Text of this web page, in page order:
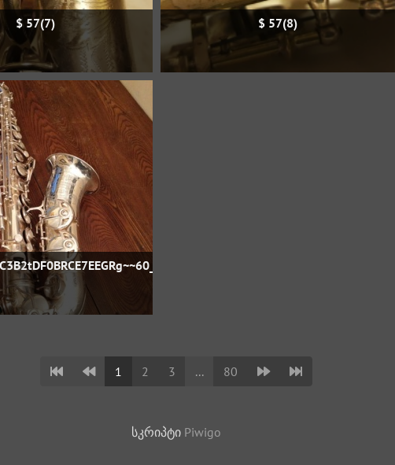
$ 57(7) $ 57(8)
1 2 3 ... 80
სკრიპტი Piwigo